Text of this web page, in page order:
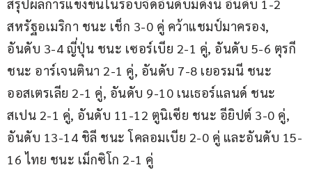
สรุปผลการแข่งขันในรอบจัดอันดับมีดังนี้ อันดับ 1-2
สหรัฐอเมริกา ชนะ เช็ก 3-0 คู่ คว้าแชมป์มาครอง,
อันดับ 3-4 ญี่ปุ่น ชนะ เซอร์เบีย 2-1 คู่, อันดับ 5-6 ตุรกี
ชนะ อาร์เจนตินา 2-1 คู่, อันดับ 7-8 เยอรมนี ชนะ
ออสเตรเลีย 2-1 คู่, อันดับ 9-10 เนเธอร์แลนด์ ชนะ
สเปน 2-1 คู่, อันดับ 11-12 ตูนิเซีย ชนะ อียิปต์ 3-0 คู่,
อันดับ 13-14 ชิลี ชนะ โคลอมเบีย 2-0 คู่ และอันดับ 15-
16 ไทย ชนะ เม็กซิโก 2-1 คู่